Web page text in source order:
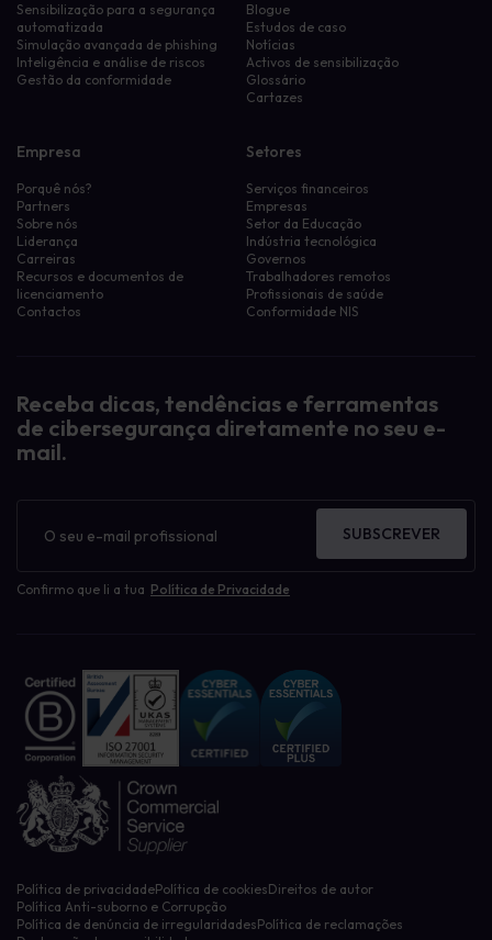
Sensibilização para a segurança
automatizada
Simulação avançada de phishing
Inteligência e análise de riscos
Gestão da conformidade
Blogue
Estudos de caso
Notícias
Activos de sensibilização
Glossário
Cartazes
Empresa
Porquê nós?
Partners
Sobre nós
Liderança
Carreiras
Recursos e documentos de
licenciamento
Contactos
Setores
Serviços financeiros
Empresas
Setor da Educação
Indústria tecnológica
Governos
Trabalhadores remotos
Profissionais de saúde
Conformidade NIS
Receba dicas, tendências e ferramentas
de cibersegurança diretamente no seu e-
mail.
informativo
Confirmo que li a tua Política de Privacidade
SUBSCREVER
Política de privacidadePolítica de cookiesDireitos de autor
Política Anti-suborno e Corrupção
Política de denúncia de irregularidadesPolítica de reclamações